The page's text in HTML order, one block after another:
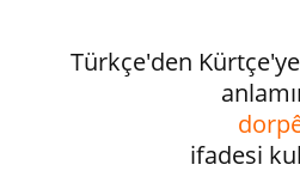
Türkçe'den
ifadesi